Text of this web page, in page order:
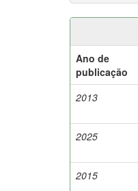
Ano de
publicação
2013
2025
2015